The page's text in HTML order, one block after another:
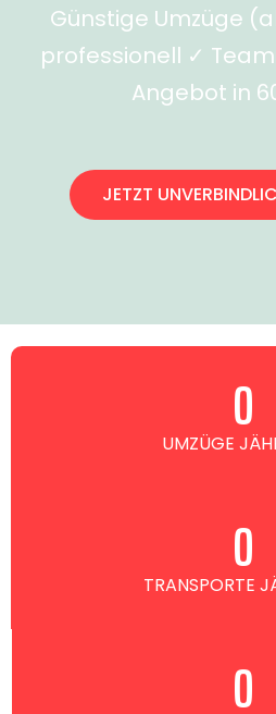
Günstige Umzüge
professionell ✓
Angebot in
JETZT
UMZÜGE0
TRANSPORTE
0
0